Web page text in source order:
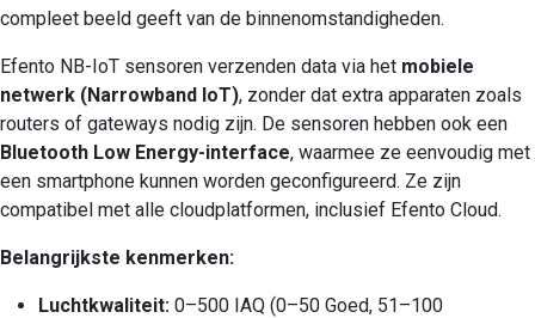
compleet beeld geeft van de binnenomstandigheden.
Efento NB-IoT sensoren verzenden data via het mobiele
netwerk (Narrowband IoT), zonder dat extra apparaten zoals
routers of gateways nodig zijn. De sensoren hebben ook een
Bluetooth Low Energy-interface, waarmee ze eenvoudig met
een smartphone kunnen worden geconfigureerd. Ze zijn
compatibel met alle cloudplatformen, inclusief Efento Cloud.
Belangrijkste kenmerken:
Luchtkwaliteit: 0–500 IAQ (0–50 Goed, 51–100